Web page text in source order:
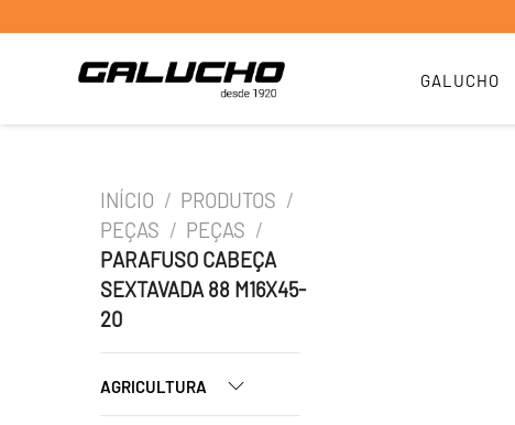
GALUCHO
INÍCIO / PRODUTOS /
PEÇAS / PEÇAS /
PARAFUSO CABEÇA
SEXTAVADA 88 M16X45-
20
AGRICULTURA